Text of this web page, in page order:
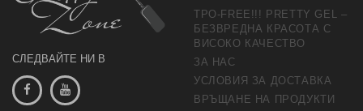
СЛЕДВАЙТЕ НИ В
TPO-FREE!!! PRETTY GEL –
БЕЗВРЕДНА КРАСОТА С
ВИСОКО КАЧЕСТВО
ЗА НАС
УСЛОВИЯ ЗА ДОСТАВКА
ВРЪЩАНЕ НА ПРОДУКТИ